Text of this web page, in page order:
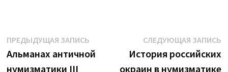
Навигация
по
ПРЕДЫДУЩАЯ ЗАПИСЬПредыдущая
запись:
Альманах античной
нумизматики III
СЛЕДУЮЩАЯ ЗАПИСЬ
История российских
окраин в нумизматике